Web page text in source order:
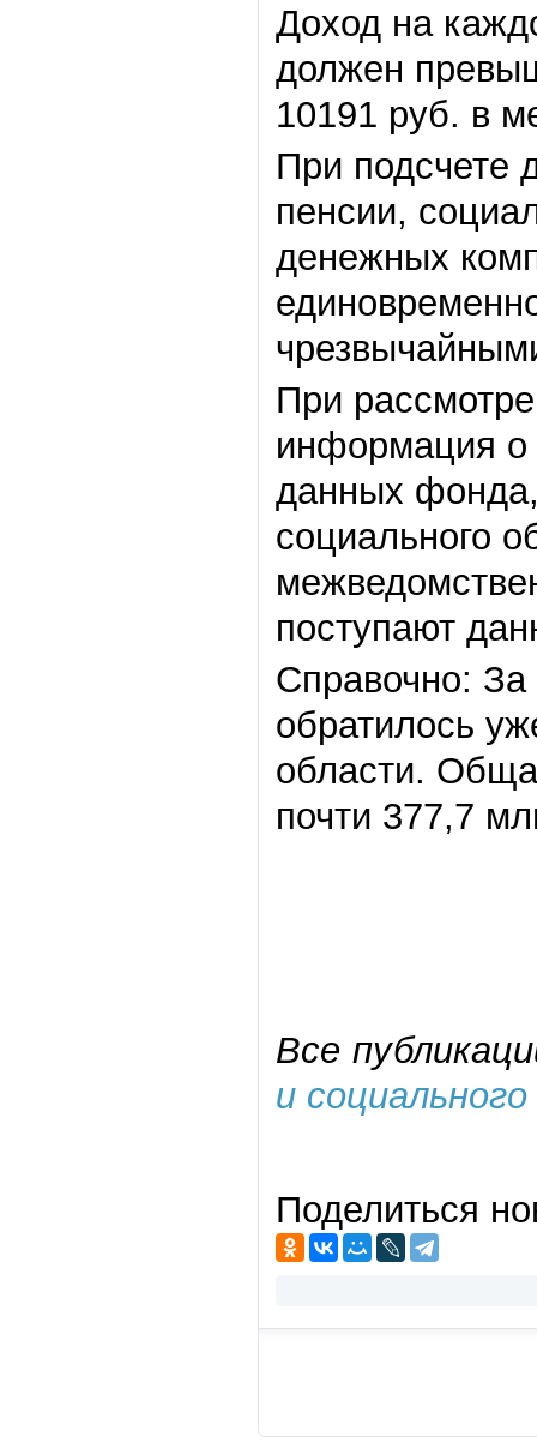
Доход на
должен
10191 руб. в
При подсчете
пенсии,
денежных
При
информация о
данных
социального
поступают
Справочно:
обратилось
области.
почти 377,7
Все
и
Поделиться